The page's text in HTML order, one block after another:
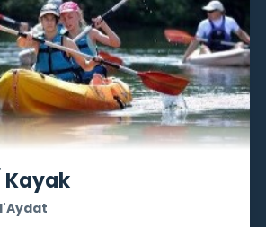
Kayak